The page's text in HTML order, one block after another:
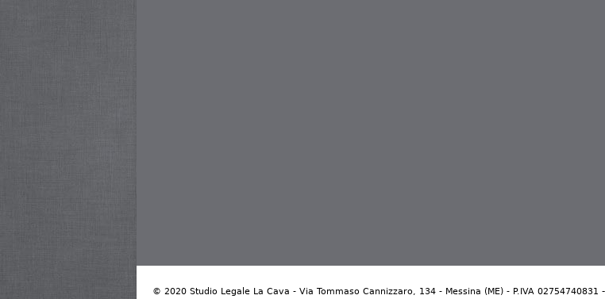
© 2020 Studio Legale La Cava - Via Tommaso Cannizzaro, 134 - Messina (ME) - P.IVA 02754740831